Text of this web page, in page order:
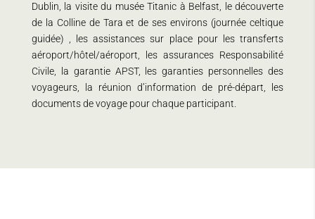
Dublin, la visite du musée Titanic à Belfast, le découverte
de la Colline de Tara et de ses environs (journée celtique
guidée) , les assistances sur place pour les transferts
aéroport/hôtel/aéroport, les assurances Responsabilité
Civile, la garantie APST, les garanties personnelles des
voyageurs, la réunion d’information de pré-départ, les
documents de voyage pour chaque participant.